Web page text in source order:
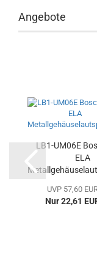
Angebote
LB1-UM06E
ELA
UVP 57,60
Nur 22,61